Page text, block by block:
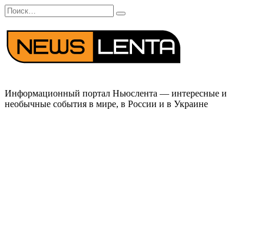
Перейти
к
содержанию
Search
for:
Информационный портал Ньюслента — интересные и
необычные события в мире, в России и в Украине